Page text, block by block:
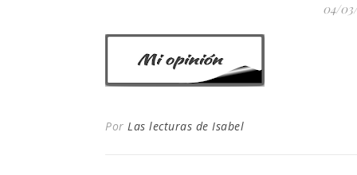
04/
Por Las lecturas de Isabel